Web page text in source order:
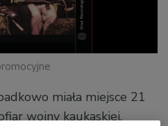
miała miejsce 21
wojny kaukaskiej,